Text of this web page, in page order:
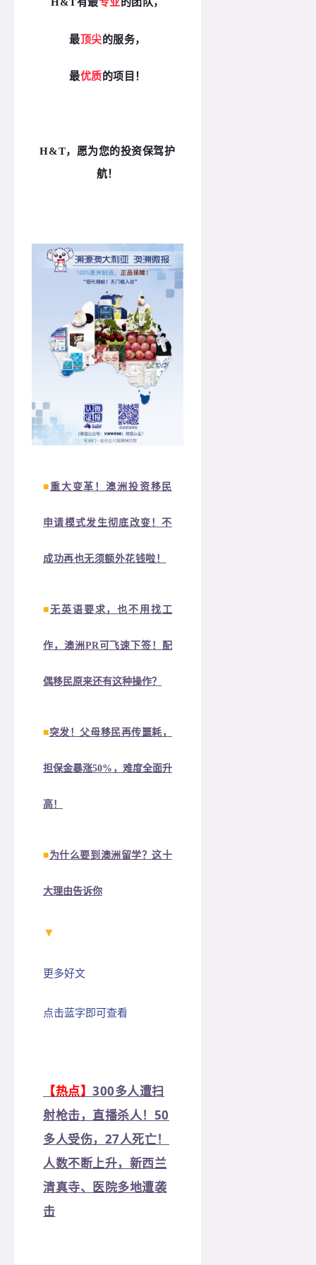
最顶尖的服务，
最优质的项目！
H&T，愿为您的投资保驾护
航！
■重大变革！澳洲投资移民
申请模式发生彻底改变！不
成功再也无须额外花钱啦！
■无英语要求，也不用找工
作，澳洲PR可飞速下签！配
偶移民原来还有这种操作？
■突发！父母移民再传噩耗，
担保金暴涨50%，难度全面升
高！
■为什么要到澳洲留学？这十
大理由告诉你
▼
更多好文
点击蓝字即可查看
【热点】300多人遭扫
射枪击，直播杀人！50
多人受伤，27人死亡！
人数不断上升，新西兰
清真寺、医院多地遭袭
击